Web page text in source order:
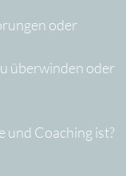
oder
überwinden oder
und Coaching ist?